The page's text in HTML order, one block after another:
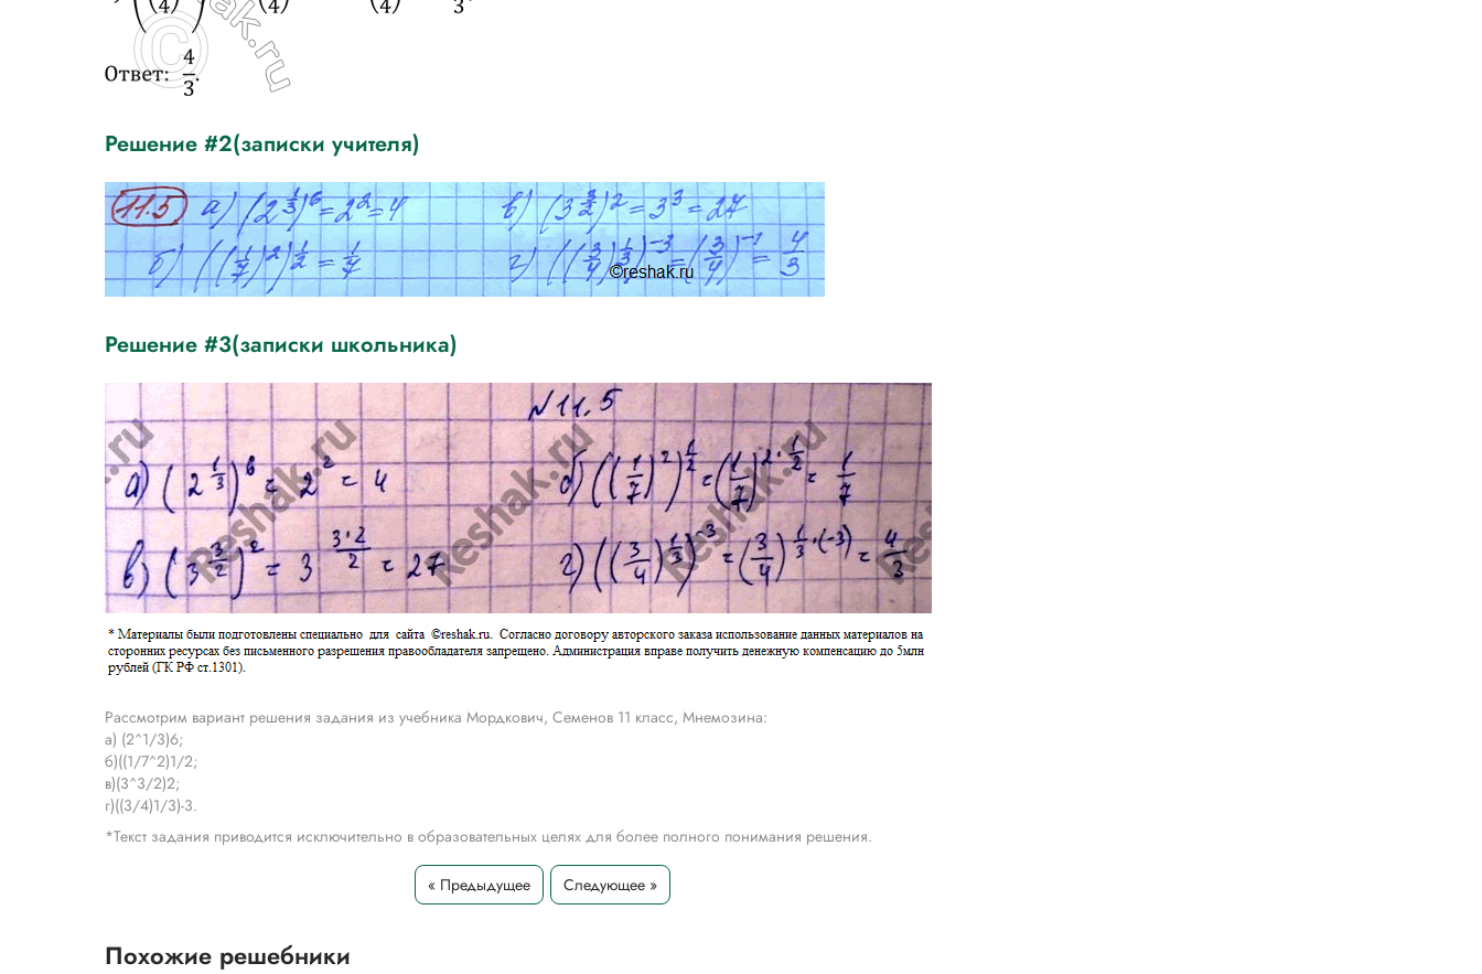
Решение #2(записки учителя)
Решение #3(записки школьника)
Рассмотрим вариант решения задания из учебника Мордкович, Семенов 11 класс, Мнемозина:
а) (2^1/3)6;
б)((1/7^2)1/2;
в)(3^3/2)2;
г)((3/4)1/3)-3.
*Текст задания приводится исключительно в образовательных целях для более полного понимания решения.
« Предыдущее Следующее »
Похожие решебники